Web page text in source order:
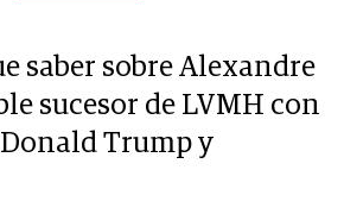
saber sobre Alexandre
sucesor de LVMH con
Trump y